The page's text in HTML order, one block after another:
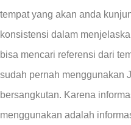
tempat yang akan anda
konsistensi dalam
bisa mencari referensi dari
sudah pernah menggunakan
bersangkutan. Karena
menggunakan adalah